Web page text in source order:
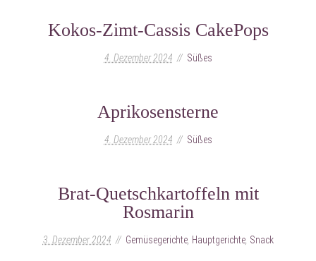
Kokos-Zimt-Cassis CakePops
4. Dezember 2024 Süßes
Aprikosensterne
4. Dezember 2024 Süßes
Brat-Quetschkartoffeln mit
Rosmarin
3. Dezember 2024 Gemüsegerichte, Hauptgerichte, Snack